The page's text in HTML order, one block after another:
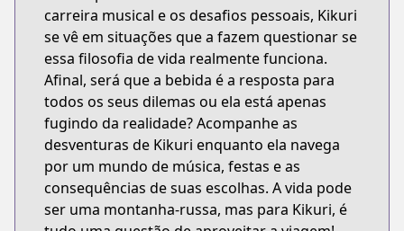
carreira musical e os desafios pessoais, Kikuri
se vê em situações que a fazem questionar se
essa filosofia de vida realmente funciona.
Afinal, será que a bebida é a resposta para
todos os seus dilemas ou ela está apenas
fugindo da realidade? Acompanhe as
desventuras de Kikuri enquanto ela navega
por um mundo de música, festas e as
consequências de suas escolhas. A vida pode
ser uma montanha-russa, mas para Kikuri, é